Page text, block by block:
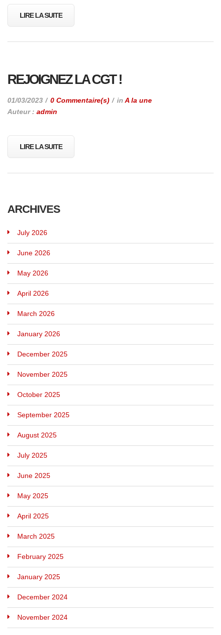
LIRE LA SUITE
REJOIGNEZ LA CGT !
01/03/2023 0 Commentaire(s) in A la une
Auteur : admin
LIRE LA SUITE
ARCHIVES
July 2026
June 2026
May 2026
April 2026
March 2026
January 2026
December 2025
November 2025
October 2025
September 2025
August 2025
July 2025
June 2025
May 2025
April 2025
March 2025
February 2025
January 2025
December 2024
November 2024